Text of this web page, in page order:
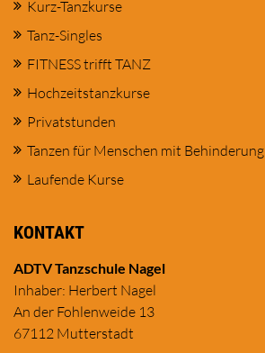
Kurz-Tanzkurse
Tanz-Singles
FITNESS trifft TANZ
Hochzeitstanzkurse
Privatstunden
Tanzen für Menschen mit Behinderung
Laufende Kurse
KONTAKT
ADTV Tanzschule Nagel
Inhaber: Herbert Nagel
An der Fohlenweide 13
67112 Mutterstadt